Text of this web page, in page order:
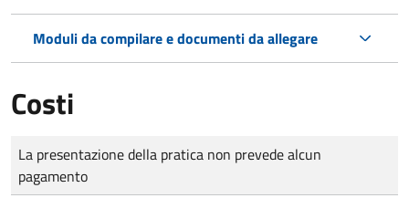
Moduli da compilare e documenti da allegare
Costi
Tipo di pagamento
Importo
La presentazione della pratica non prevede alcun
pagamento